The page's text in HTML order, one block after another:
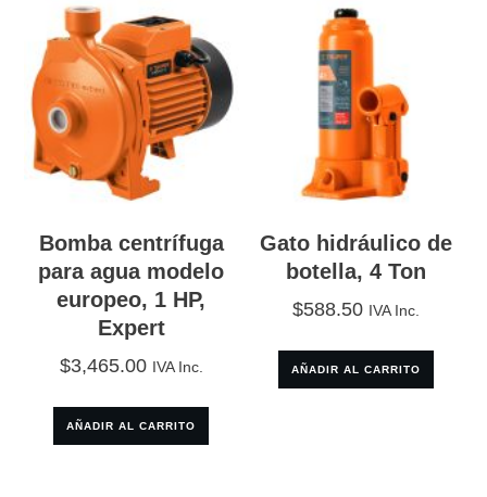
Bomba centrífuga
para agua modelo
europeo, 1 HP,
Expert
$3,465.00 IVA Inc.
AÑADIR AL CARRITO
Gato hidráulico de
botella, 4 Ton
$588.50 IVA Inc.
AÑADIR AL CARRITO